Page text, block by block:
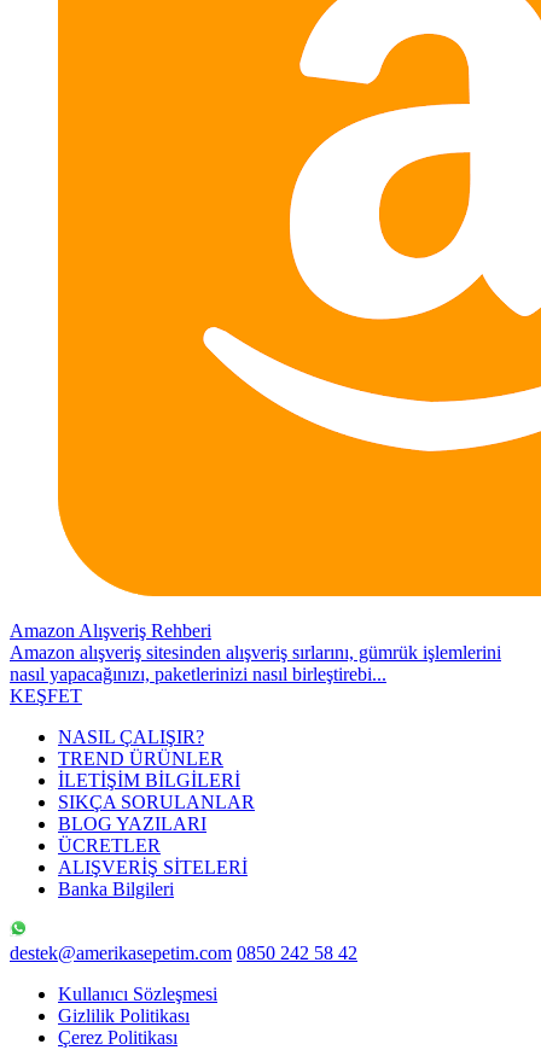
Amazon Alışveriş Rehberi
Amazon alışveriş sitesinden alışveriş sırlarını, gümrük işlemlerini
nasıl yapacağınızı, paketlerinizi nasıl birleştirebi...
KEŞFET
NASIL ÇALIŞIR?
TREND ÜRÜNLER
İLETİŞİM BİLGİLERİ
SIKÇA SORULANLAR
BLOG YAZILARI
ÜCRETLER
ALIŞVERİŞ SİTELERİ
Banka Bilgileri
destek@amerikasepetim.com 0850 242 58 42
Kullanıcı Sözleşmesi
Gizlilik Politikası
Çerez Politikası